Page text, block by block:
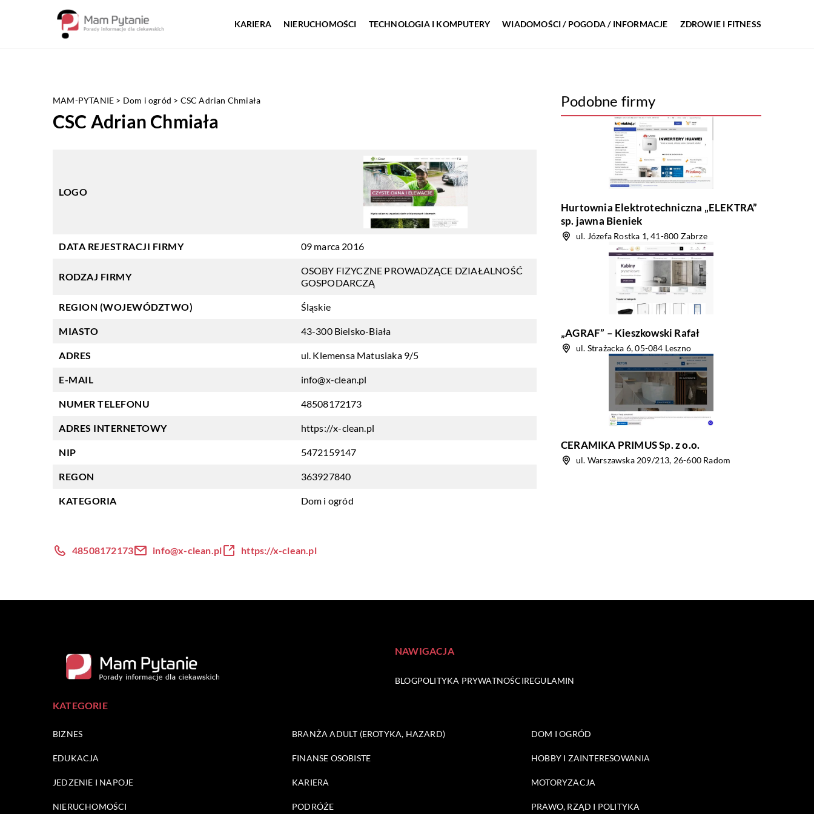
KARIERA NIERUCHOMOŚCI TECHNOLOGIA I KOMPUTERY WIADOMOŚCI / POGODA / INFORMACJE ZDROWIE I FITNESS
MAM-PYTANIE > Dom i ogród > CSC Adrian Chmiała
CSC Adrian Chmiała
LOGO
DATA REJESTRACJI FIRMY 09 marca 2016
RODZAJ FIRMY
OSOBY FIZYCZNE PROWADZĄCE DZIAŁALNOŚĆ
GOSPODARCZĄ
REGION (WOJEWÓDZTWO) Śląskie
MIASTO 43-300 Bielsko-Biała
ADRES ul. Klemensa Matusiaka 9/5
E-MAIL info@x-clean.pl
NUMER TELEFONU 48508172173
ADRES INTERNETOWY https://x-clean.pl
NIP 5472159147
REGON 363927840
KATEGORIA Dom i ogród
Podobne firmy
Hurtownia Elektrotechniczna „ELEKTRA”
sp. jawna Bieniek
ul. Józefa Rostka 1, 41-800 Zabrze
„AGRAF” – Kieszkowski Rafał
ul. Strażacka 6, 05-084 Leszno
CERAMIKA PRIMUS Sp. z o.o.
ul. Warszawska 209/213, 26-600 Radom
48508172173 info@x-clean.pl https://x-clean.pl
NAWIGACJA
BLOGPOLITYKA PRYWATNOŚCIREGULAMIN
KATEGORIE
BIZNES BRANŻA ADULT (EROTYKA, HAZARD) DOM I OGRÓD
EDUKACJA FINANSE OSOBISTE HOBBY I ZAINTERESOWANIA
JEDZENIE I NAPOJE KARIERA MOTORYZACJA
NIERUCHOMOŚCI PODRÓŻE PRAWO, RZĄD I POLITYKA